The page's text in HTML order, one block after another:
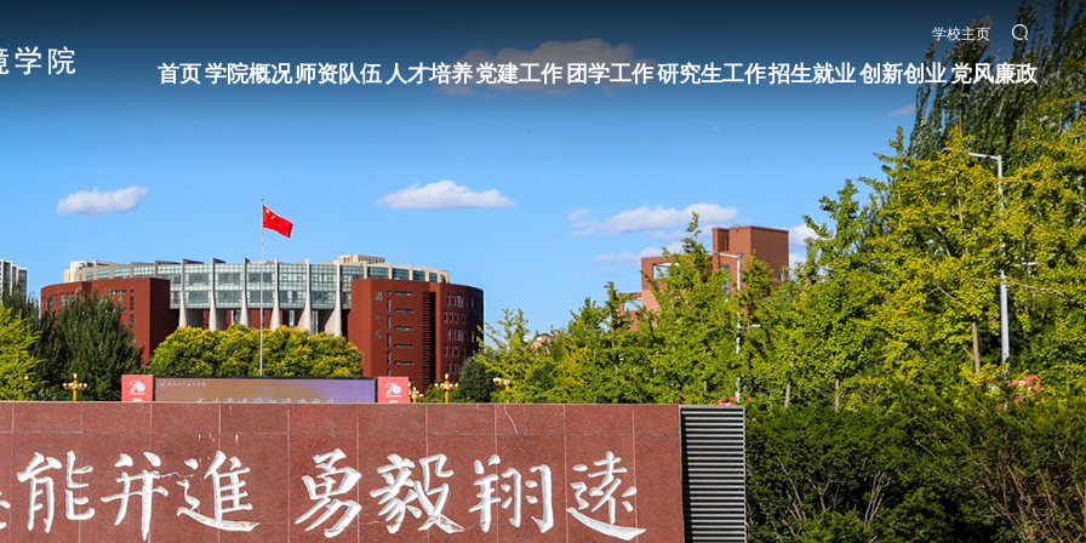
学校主页
首页学院概况师资队伍 人才培养党建工作 团学工作研究生工作招生就业创新创业党风廉政